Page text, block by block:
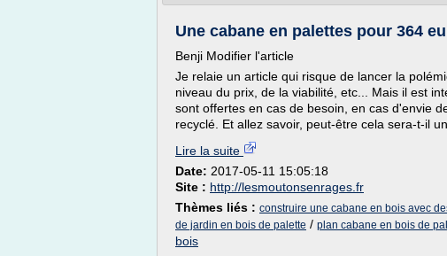
Une cabane en palettes pour 364
Benji Modifier l'article
Je relaie un article qui risque de lancer la
niveau du prix, de la viabilité, etc... Mais il est
sont offertes en cas de besoin, en cas d'envie
recyclé. Et allez savoir, peut-être cela sera-t-il
Lire la suite
Date: 2017-05-11 15:05:18
Site : http://lesmoutonsenrages.fr
Thèmes liés : construire une cabane en bois avec
de jardin en bois de palette / plan cabane en bois de
bois